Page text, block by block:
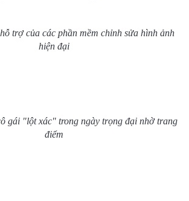
trợ của các phần mềm chỉnh sửa hình ảnh
hiện đại
gái "lột xác" trong ngày trọng đại nhờ trang
điểm